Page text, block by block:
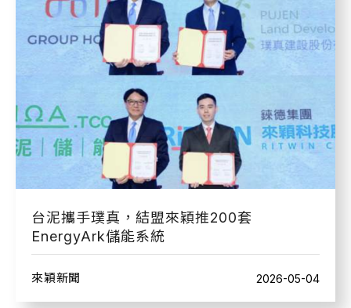
台泥攜手璞真，結盟來穎推200套
EnergyArk儲能系統
來穎新聞 2026-05-04